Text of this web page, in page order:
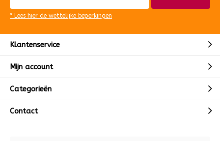
* Lees hier de wettelijke beperkingen
Klantenservice
Mijn account
Categorieën
Contact